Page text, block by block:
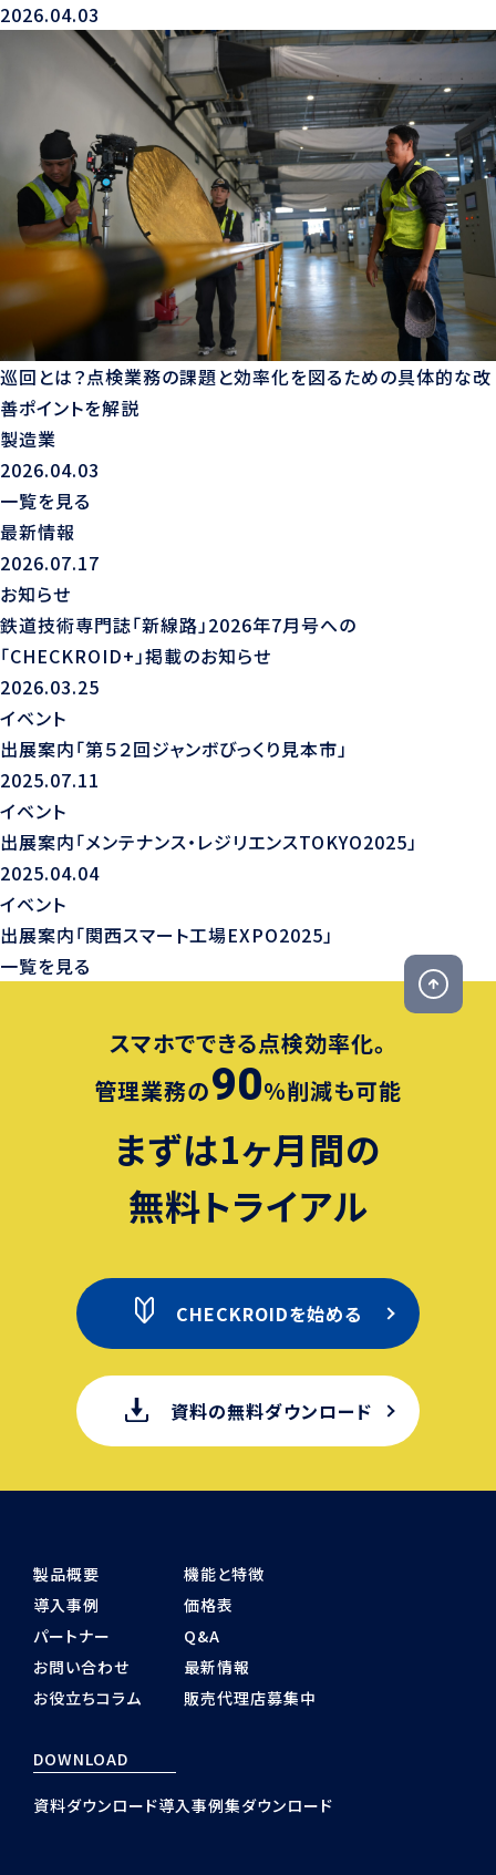
2026.04.03
巡回とは？点検業務の課題と効率化を図るための具体的な改
善ポイントを解説
製造業
2026.04.03
一覧を見る
最新情報
2026.07.17
お知らせ
鉄道技術専門誌「新線路」2026年7月号への
「CHECKROID+」掲載のお知らせ
2026.03.25
イベント
出展案内「第５２回ジャンボびっくり見本市」
2025.07.11
イベント
出展案内「メンテナンス・レジリエンスTOKYO2025」
2025.04.04
イベント
出展案内「関西スマート工場EXPO2025」
一覧を見る
スマホでできる点検効率化。
管理業務の90％削減も可能
まずは1ヶ月間の
無料トライアル
CHECKROIDを始める
資料の無料ダウンロード
製品概要
機能と特徴
導入事例
価格表
パートナー
Q&A
お問い合わせ
最新情報
お役立ちコラム
販売代理店募集中
DOWNLOAD
資料ダウンロード導入事例集ダウンロード